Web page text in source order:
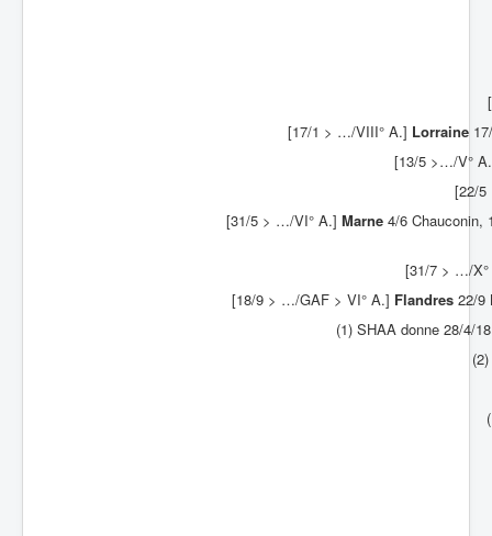
[17/1 > …/VIII° A.] Lorraine
[13/5 >…/V°
[22/
[31/5 > …/VI° A.] Marne4/6 Chauconin,
[31/7 > …/
[18/9 > …/GAF > VI° A.] Flandres22/9
(1) SHAA donne 28/4/